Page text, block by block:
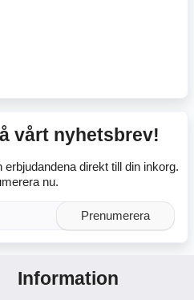
vårt nyhetsbrev!
direkt till din inkorg.
nu.
Prenumerera
Information